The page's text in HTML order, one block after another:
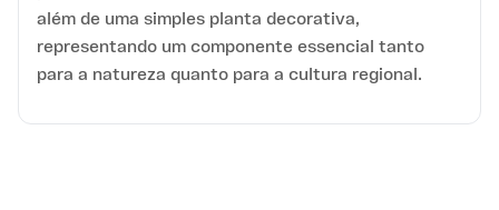
além de uma simples planta decorativa,
representando um componente essencial tanto
para a natureza quanto para a cultura regional.